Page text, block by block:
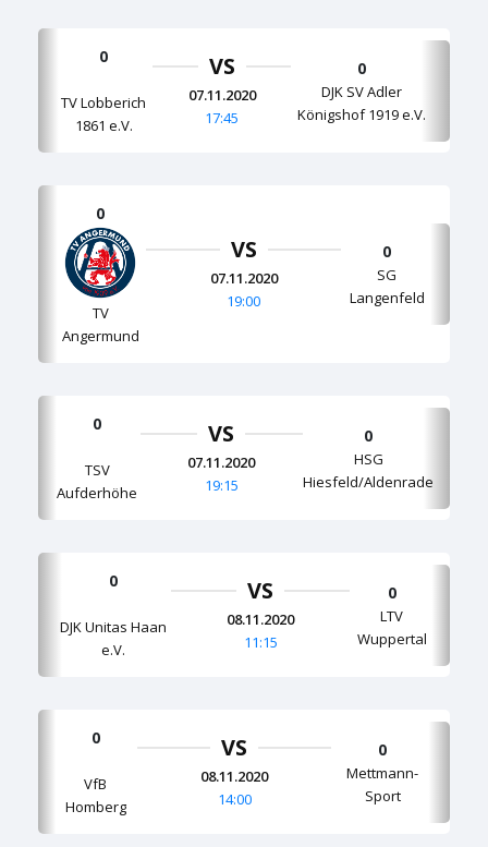
0
TV Lobberich
1861 e.V.
VS
07.11.2020
17:45
0
DJK SV Adler
Königshof 1919 e.V.
0
TV
Angermund
VS
07.11.2020
19:00
0
SG
Langenfeld
0
TSV
Aufderhöhe
VS
07.11.2020
19:15
0
HSG
Hiesfeld/Aldenrade
0
DJK Unitas Haan
e.V.
VS
08.11.2020
11:15
0
LTV
Wuppertal
0
VfB
Homberg
VS
08.11.2020
14:00
0
Mettmann-
Sport